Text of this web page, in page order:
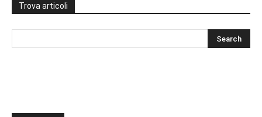
Trova articoli